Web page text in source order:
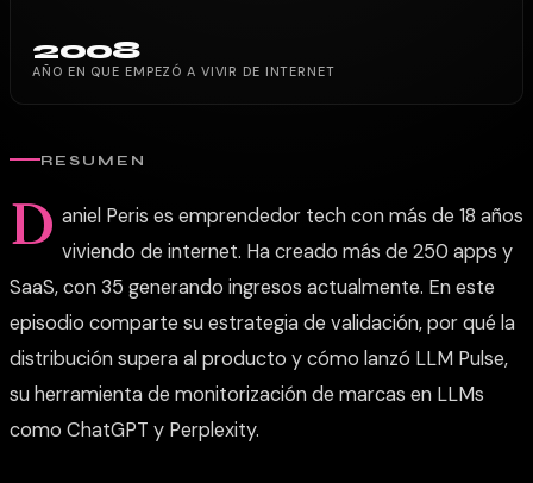
2008
AÑO EN QUE EMPEZÓ A VIVIR DE INTERNET
RESUMEN
D aniel Peris es emprendedor tech con más de 18 años
viviendo de internet. Ha creado más de 250 apps y
SaaS, con 35 generando ingresos actualmente. En este
episodio comparte su estrategia de validación, por qué la
distribución supera al producto y cómo lanzó LLM Pulse,
su herramienta de monitorización de marcas en LLMs
como ChatGPT y Perplexity.